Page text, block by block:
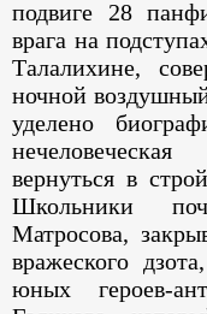
подвиге 28
врага на
Талалихине,
ночной
уделено
вернуться в
Школьники
Матросова,
вражеского
юных героев-